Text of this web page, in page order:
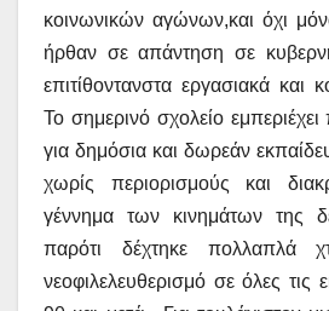
κοινωνικών αγώνων,και όχι
ήρθαν σε απάντηση σε
επιτίθοντανστα εργασιακά και
Το σημερινό σχολείο εμπεριέχει
για δημόσια και δωρεάν
χωρίς περιορισμούς και
γέννημα των κινημάτων της
παρότι δέχτηκε πολλαπλά
νεοφιλελευθερισμό σε όλες τις